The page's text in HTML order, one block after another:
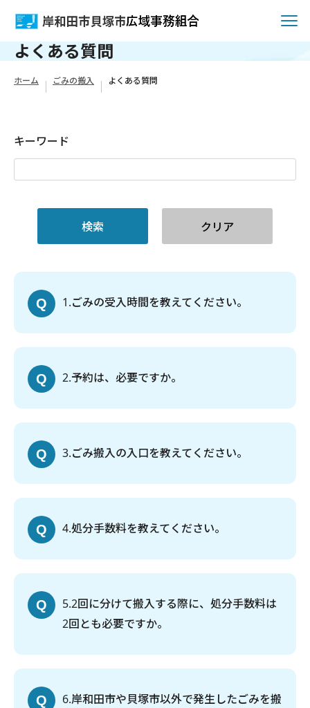
よくある質問
ホーム ごみの搬入 よくある質問
キーワード
1 ごみの受入時間を教えてください。
2 予約は、必要ですか。
3 ごみ搬入の入口を教えてください。
4処分手数料を教えてください。
52回に分けて搬入する際に、処分手数料は
2回とも必要ですか。
6岸和田市や貝塚市以外で発生したごみを搬